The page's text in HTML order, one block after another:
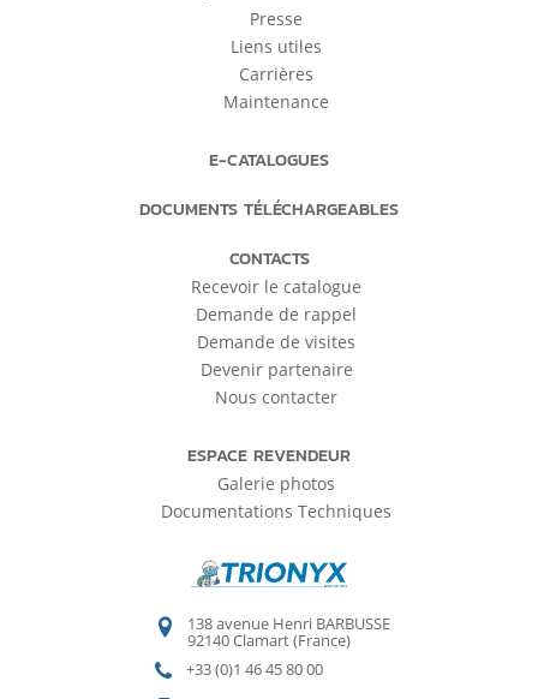
Presse
Liens utiles
Carrières
Maintenance
E-CATALOGUES
DOCUMENTS TÉLÉCHARGEABLES
CONTACTS
Recevoir le catalogue
Demande de rappel
Demande de visites
Devenir partenaire
Nous contacter
ESPACE REVENDEUR
Galerie photos
Documentations Techniques
138 avenue Henri BARBUSSE
92140 Clamart (France)
+33 (0)1 46 45 80 00